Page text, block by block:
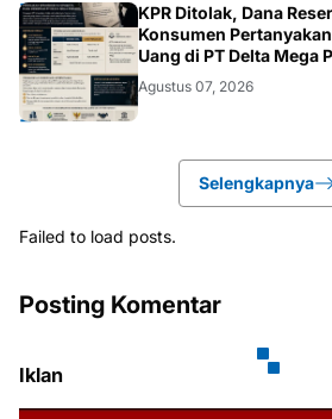
HUKUM.DAERAH
KPR Ditolak, Dana
Konsumen
Uang di PT Delta Mega
Agustus 07, 2026
Selengkapnya
Failed to load posts.
Posting Komentar
Iklan